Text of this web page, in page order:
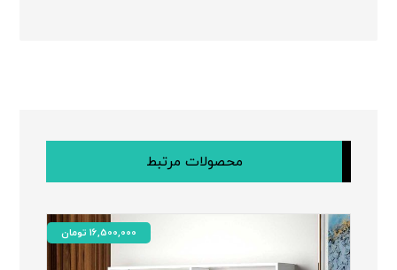
محصولات مرتبط
16,500,000 تومان